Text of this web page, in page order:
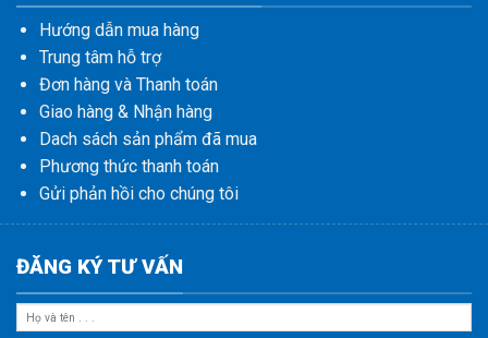
Hướng dẫn mua hàng
Trung tâm hỗ trợ
Đơn hàng và Thanh toán
Giao hàng & Nhận hàng
Dach sách sản phẩm đã mua
Phương thức thanh toán
Gửi phản hồi cho chúng tôi
ĐĂNG KÝ TƯ VẤN